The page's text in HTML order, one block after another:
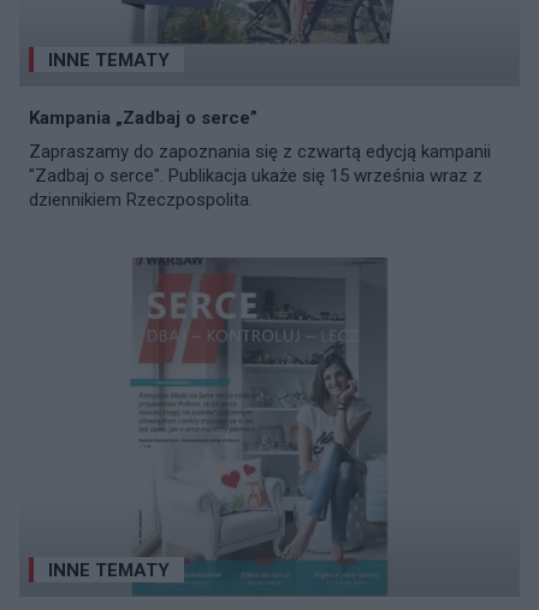
INNE TEMATY
Kampania „Zadbaj o serce”
Zapraszamy do zapoznania się z czwartą edycją kampanii
"Zadbaj o serce". Publikacja ukaże się 15 września wraz z
dziennikiem Rzeczpospolita.
INNE TEMATY